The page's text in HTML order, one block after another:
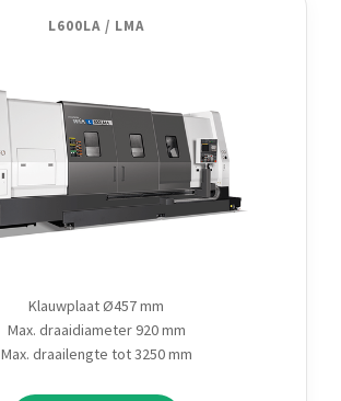
L600LA / LMA
Klauwplaat Ø457 mm
Max. draaidiameter 920 mm
Max. draailengte tot 3250 mm